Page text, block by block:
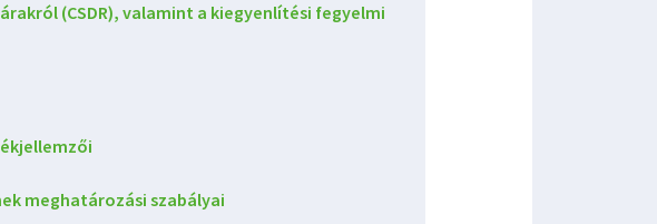
(CSDR), valamint a kiegyenlítési fegyelmi
meghatározási szabályai